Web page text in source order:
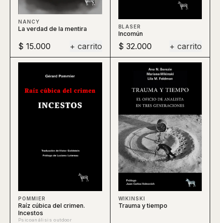
NANCY
La verdad de la mentira
$ 15.000 + carrito
BLASER
Incomún
$ 32.000 + carrito
POMMIER
Raíz cúbica del crimen.
Incestos
Psicoanálisis outdoor
WIKINSKI
Trauma y tiempo